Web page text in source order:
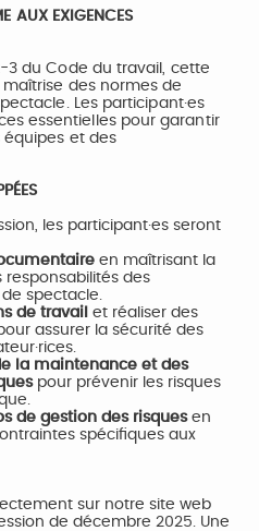
AUX EXIGENCES
3 du Code du travail, cette
des normes de
Les participant·es
essentielles pour garantir
équipes et des
les participant·es seront
en maîtrisant la
des
de spectacle.
de travail
et réaliser des
assurer la sécurité des
la maintenance et des
pour prévenir les risques
de gestion des risquesen
spécifiques aux
sur notre site web
de décembre 2025. Une